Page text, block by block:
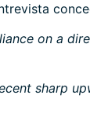
on a
sharp